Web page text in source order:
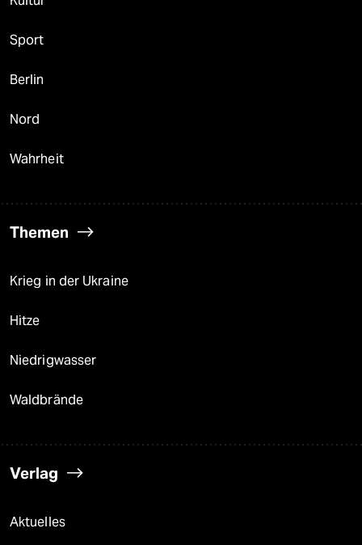
Sport
Berlin
Nord
Wahrheit
Themen
Krieg in der Ukraine
Hitze
Niedrigwasser
Waldbrände
Verlag
Aktuelles